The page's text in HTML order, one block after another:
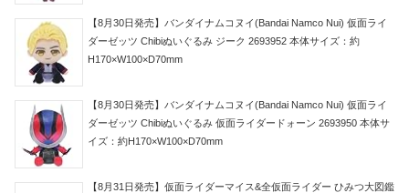
【8月30日発売】バンダイナムコヌイ(Bandai Namco Nui) 仮面ライ
ダーゼッツ Chibiぬいぐるみ ジーク 2693952 本体サイズ：約
H170×W100×D70mm
【8月30日発売】バンダイナムコヌイ(Bandai Namco Nui) 仮面ライ
ダーゼッツ Chibiぬいぐるみ 仮面ライダードォーン 2693950 本体サ
イズ：約H170×W100×D70mm
【8月31日発売】仮面ライダーマイス&全仮面ライダー ひみつ大図鑑